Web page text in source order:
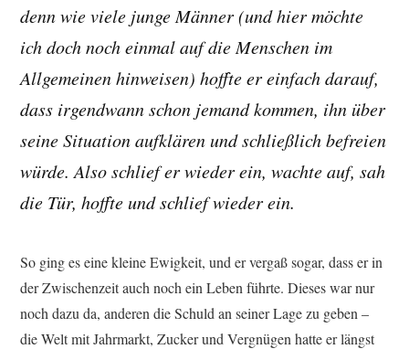
denn wie viele junge Männer (und hier möchte
ich doch noch einmal auf die Menschen im
Allgemeinen hinweisen) hoffte er einfach darauf,
dass irgendwann schon jemand kommen, ihn über
seine Situation aufklären und schließlich befreien
würde. Also schlief er wieder ein, wachte auf, sah
die Tür, hoffte und schlief wieder ein.
So ging es eine kleine Ewigkeit, und er vergaß sogar, dass er in
der Zwischenzeit auch noch ein Leben führte. Dieses war nur
noch dazu da, anderen die Schuld an seiner Lage zu geben –
die Welt mit Jahrmarkt, Zucker und Vergnügen hatte er längst